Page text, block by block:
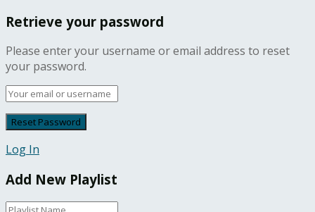
Retrieve your password
Please enter your username or email address to reset
your password.
Log In
Add New Playlist